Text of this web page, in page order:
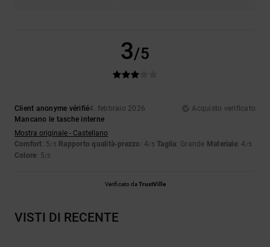
3/5
Client anonyme vérifié4. febbraio 2026
Acquisto verificato
Mancano le tasche interne
Mostra originale - Castellano
Comfort: 5/5 Rapporto qualità-prezzo : 4/5 Taglia: Grande Materiale: 4 /5
Colore: 5/5
Verificato daTrustVille
VISTI DI RECENTE